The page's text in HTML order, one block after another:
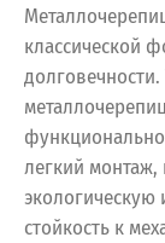
классической
легкий монтаж,
стойкость к